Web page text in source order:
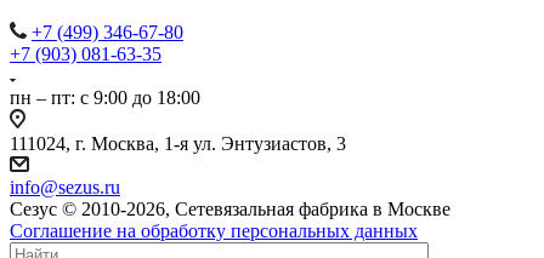
+7 (499) 346-67-80
+7 (903) 081-63-35
пн – пт: с 9:00 до 18:00
111024, г. Москва, 1-я ул. Энтузиастов, 3
info@sezus.ru
Сезус © 2010-2026, Сетевязальная фабрика в Москве
Соглашение на обработку персональных данных